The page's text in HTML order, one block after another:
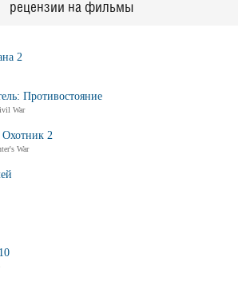
рецензии на фильмы
2
Противостояние
War
Охотник 2
War